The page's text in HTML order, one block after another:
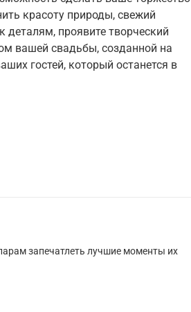
красоту природы, свежий
деталям, проявите творческий
вашей свадьбы, созданной на
гостей, который останется в
запечатлеть лучшие моменты их